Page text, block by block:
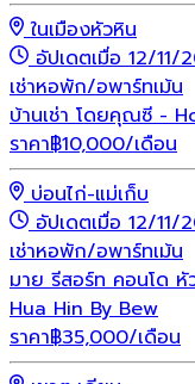
ในเมืองหัวหิน
อัปเดตเมื่อ 12/11/
เช่าหอพัก/อพาร์ทเม้น
บ้านเช่า โดยคุณซี -
ราคา฿10,000/เดือน
บ่อนไก่-แม่เก็บ
อัปเดตเมื่อ 12/11/
เช่าหอพัก/อพาร์ทเม้น
มาย รีสอร์ท คอนโด
Hua Hin By Bew
ราคา฿35,000/เดือน